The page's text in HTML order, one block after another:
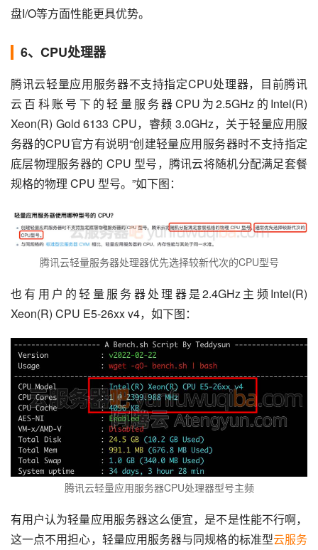
盘I/O等方面性能更具优势。
6、CPU处理器
腾讯云轻量应用服务器不支持指定CPU处理器，目前腾讯
云百科账号下的轻量服务器CPU为2.5GHz的Intel(R)
Xeon(R) Gold 6133 CPU，睿频 3.0GHz，关于轻量应用服
务器的CPU官方有说明“创建轻量应用服务器时不支持指定
底层物理服务器的 CPU 型号，腾讯云将随机分配满足套餐
规格的物理 CPU 型号。”如下图：
腾讯云轻量服务器处理器优先选择较新代次的CPU型号
也有用户的轻量服务器处理器是2.4GHz主频Intel(R)
Xeon(R) CPU E5-26xx v4，如下图：
腾讯云轻量应用服务器CPU处理器型号主频
有用户认为轻量应用服务器这么便宜，是不是性能不行啊，
这一点不用担心，轻量应用服务器与同规格的标准型云服务